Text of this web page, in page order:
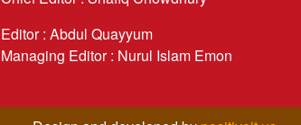
Editor : Abdul Quayyum
Managing Editor : Nurul Islam Emon